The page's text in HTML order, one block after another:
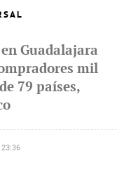
Guadalajara
mil
79 países,